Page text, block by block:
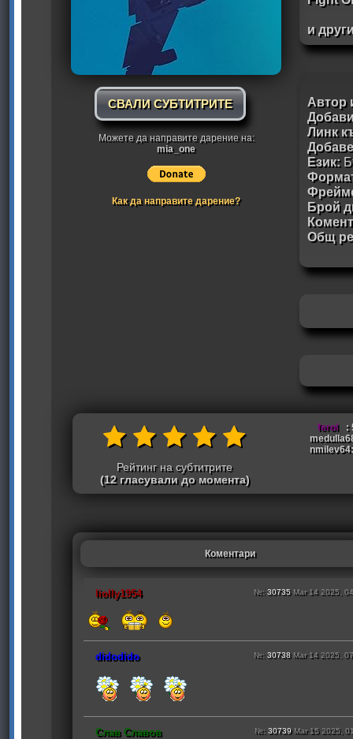
СВАЛИ СУБТИТРИТЕ
Можете да направите дарение на:
mia_one
Как да направите дарение?
и
Автор
Линк
Език:
Брой
Общ
Рейтинг на субтитрите
(12 гласували до момента)
ferol
:
Коментари
liolly1954 №:30735Mar 14 2025,
didodido №:30738Mar 14 2025,
Слав Славов №:30739Mar 15 2025,